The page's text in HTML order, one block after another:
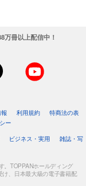
万冊以上配信中！
利用規約
特商法の表
ー
ビジネス・実用
雑誌・写
。TOPPANホールディング
、日本最大級の電子書籍配